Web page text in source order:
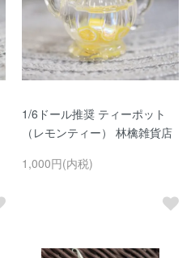
1/6ドール推奨 ティーポット
（レモンティー） 林檎雑貨店
1,000円(内税)